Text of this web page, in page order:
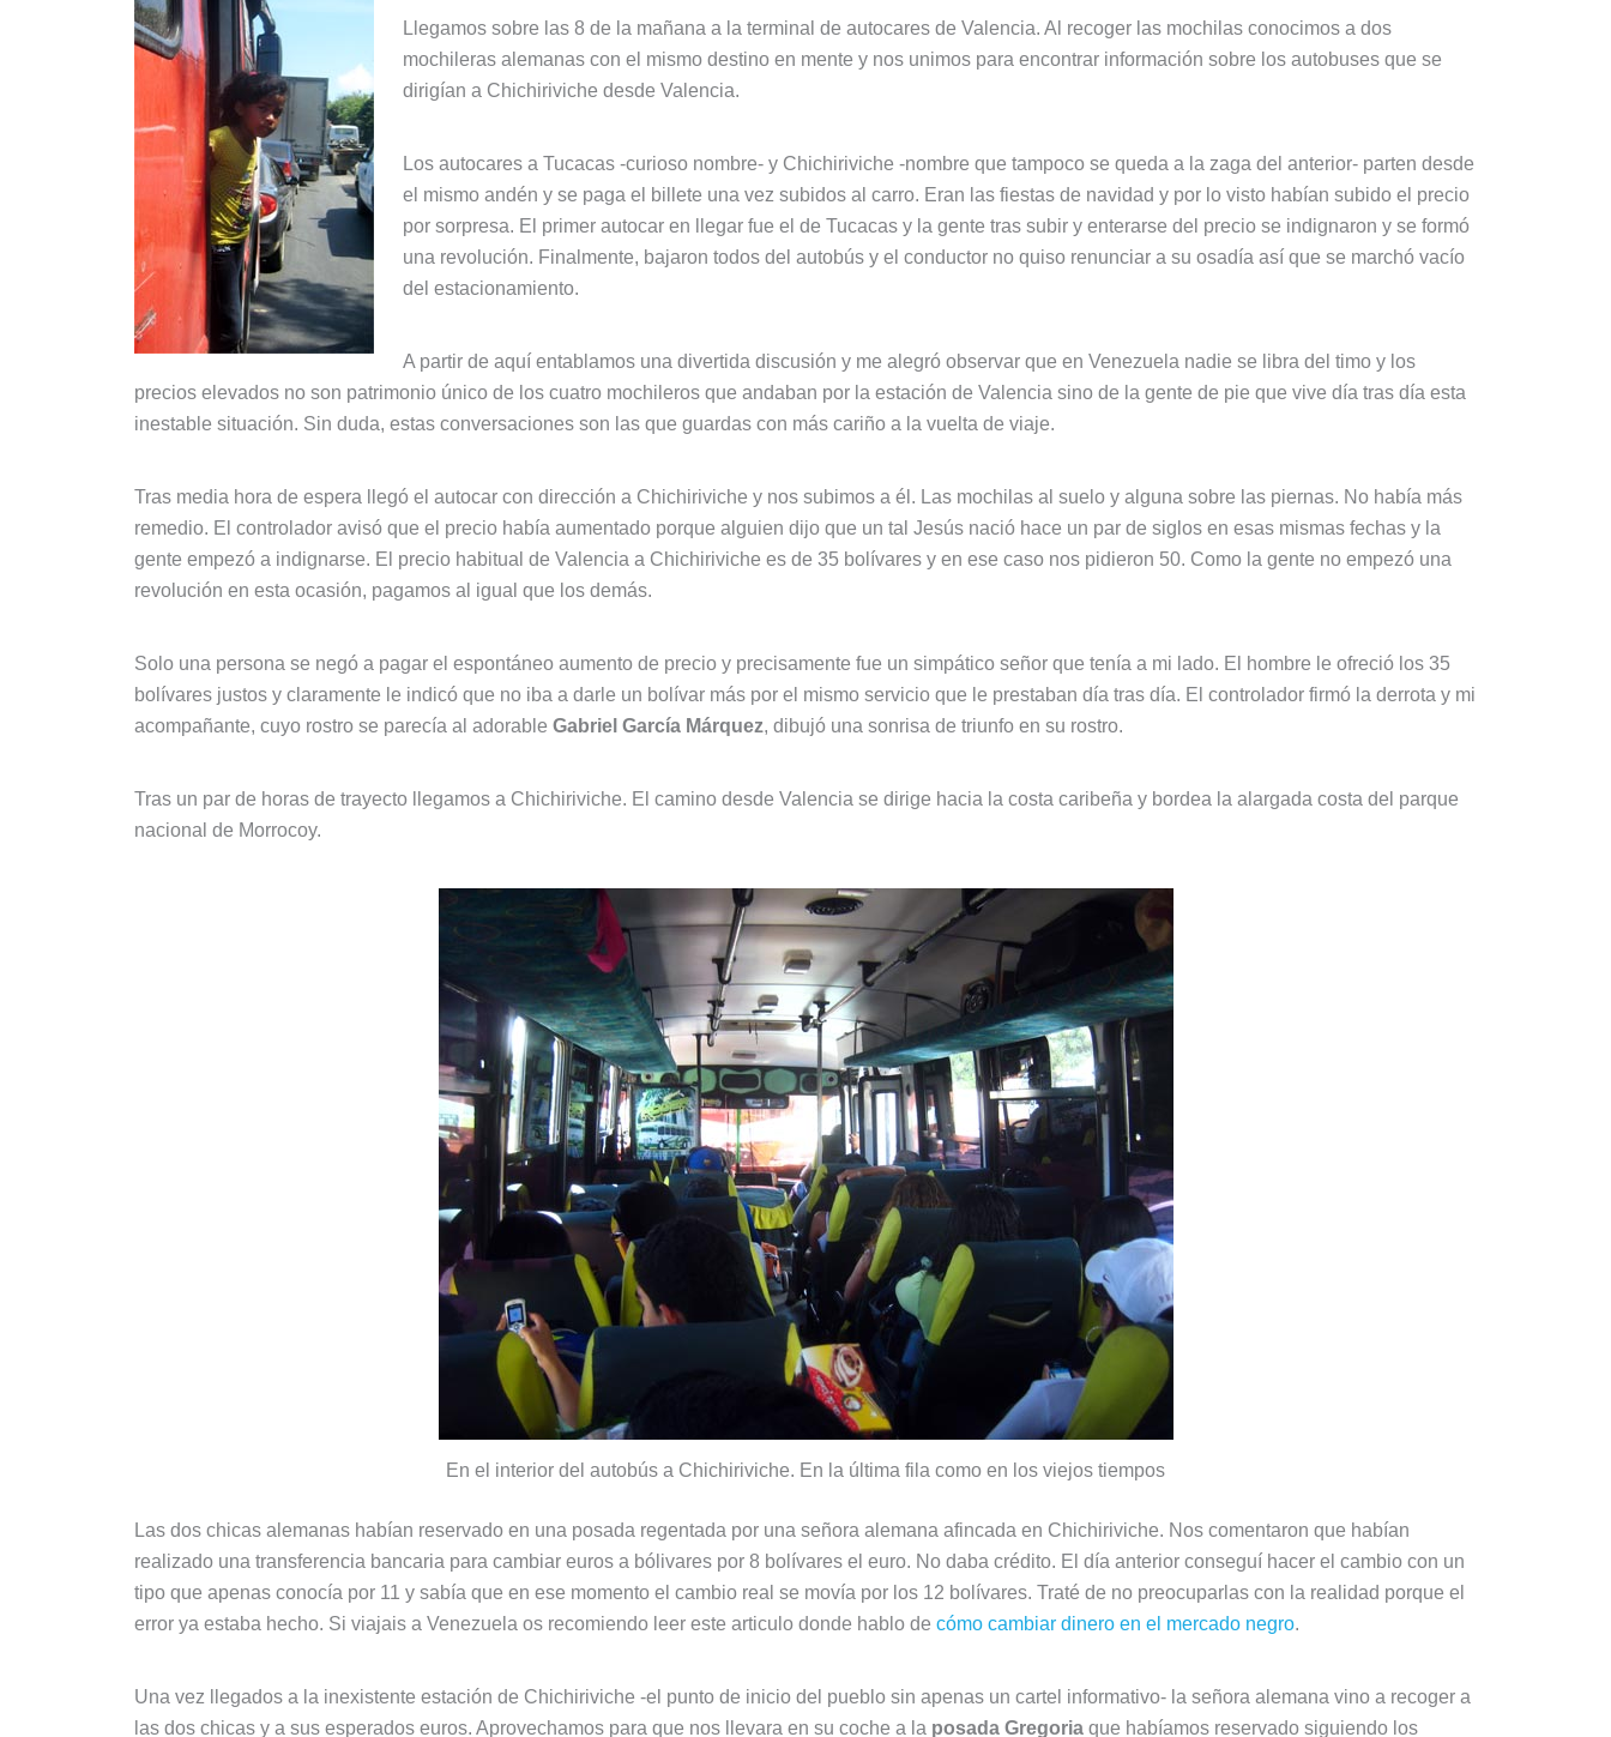
Llegamos sobre las 8 de la mañana a la terminal de autocares de Valencia. Al recoger las mochilas conocimos a dos
mochileras alemanas con el mismo destino en mente y nos unimos para encontrar información sobre los autobuses que se
dirigían a Chichiriviche desde Valencia.
Los autocares a Tucacas -curioso nombre- y Chichiriviche -nombre que tampoco se queda a la zaga del anterior- parten desde
el mismo andén y se paga el billete una vez subidos al carro. Eran las fiestas de navidad y por lo visto habían subido el precio
por sorpresa. El primer autocar en llegar fue el de Tucacas y la gente tras subir y enterarse del precio se indignaron y se formó
una revolución. Finalmente, bajaron todos del autobús y el conductor no quiso renunciar a su osadía así que se marchó vacío
del estacionamiento.
A partir de aquí entablamos una divertida discusión y me alegró observar que en Venezuela nadie se libra del timo y los
precios elevados no son patrimonio único de los cuatro mochileros que andaban por la estación de Valencia sino de la gente de pie que vive día tras día esta
inestable situación. Sin duda, estas conversaciones son las que guardas con más cariño a la vuelta de viaje.
Tras media hora de espera llegó el autocar con dirección a Chichiriviche y nos subimos a él. Las mochilas al suelo y alguna sobre las piernas. No había más
remedio. El controlador avisó que el precio había aumentado porque alguien dijo que un tal Jesús nació hace un par de siglos en esas mismas fechas y la
gente empezó a indignarse. El precio habitual de Valencia a Chichiriviche es de 35 bolívares y en ese caso nos pidieron 50. Como la gente no empezó una
revolución en esta ocasión, pagamos al igual que los demás.
Solo una persona se negó a pagar el espontáneo aumento de precio y precisamente fue un simpático señor que tenía a mi lado. El hombre le ofreció los 35
bolívares justos y claramente le indicó que no iba a darle un bolívar más por el mismo servicio que le prestaban día tras día. El controlador firmó la derrota y mi
acompañante, cuyo rostro se parecía al adorable Gabriel García Márquez, dibujó una sonrisa de triunfo en su rostro.
Tras un par de horas de trayecto llegamos a Chichiriviche. El camino desde Valencia se dirige hacia la costa caribeña y bordea la alargada costa del parque
nacional de Morrocoy.
En el interior del autobús a Chichiriviche. En la última fila como en los viejos tiempos
Las dos chicas alemanas habían reservado en una posada regentada por una señora alemana afincada en Chichiriviche. Nos comentaron que habían
realizado una transferencia bancaria para cambiar euros a bólivares por 8 bolívares el euro. No daba crédito. El día anterior conseguí hacer el cambio con un
tipo que apenas conocía por 11 y sabía que en ese momento el cambio real se movía por los 12 bolívares. Traté de no preocuparlas con la realidad porque el
error ya estaba hecho. Si viajais a Venezuela os recomiendo leer este articulo donde hablo de cómo cambiar dinero en el mercado negro.
Una vez llegados a la inexistente estación de Chichiriviche -el punto de inicio del pueblo sin apenas un cartel informativo- la señora alemana vino a recoger a
las dos chicas y a sus esperados euros. Aprovechamos para que nos llevara en su coche a la posada Gregoria que habíamos reservado siguiendo los